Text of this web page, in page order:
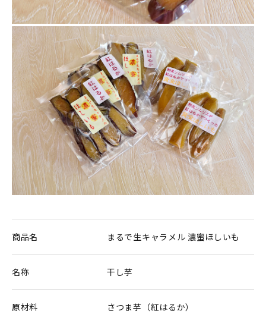
商品名 まるで生キャラメル 濃蜜ほしいも
名称 干し芋
原材料 さつま芋（紅はるか）